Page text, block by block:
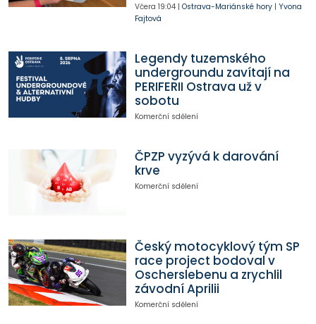
Včera 19:04| Ostrava-Mariánské hory| Yvona
Fajtová
Legendy tuzemského
undergroundu zavítají na
PERIFERII Ostrava už v
sobotu
Komerční sdělení
ČPZP vyzývá k darování
krve
Komerční sdělení
Český motocyklový tým SP
race project bodoval v
Oscherslebenu a zrychlil
závodní Aprilii
Komerční sdělení